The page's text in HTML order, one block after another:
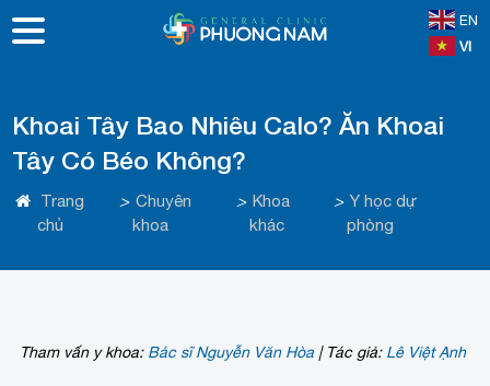
EN
VI
Khoai Tây Bao Nhiêu Calo? Ăn Khoai
Tây Có Béo Không?
Trang
chủ
> Chuyên
khoa
> Khoa
khác
> Y học dự
phòng
Tham vấn y khoa: Bác sĩ Nguyễn Văn Hòa |Tác giả: Lê Việt Ạnh